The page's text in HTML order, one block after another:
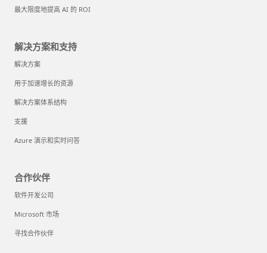
最大限度地提高 AI 的 ROI
解决方案和支持
解决方案
用于加速增长的资源
解决方案体系结构
支援
Azure 演示和实时问答
合作伙伴
软件开发公司
Microsoft 市场
寻找合作伙伴